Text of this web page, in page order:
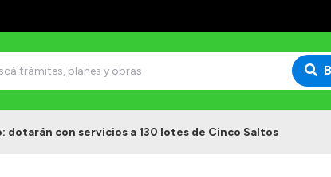
dotarán con servicios a 130 lotes de Cinco Saltos